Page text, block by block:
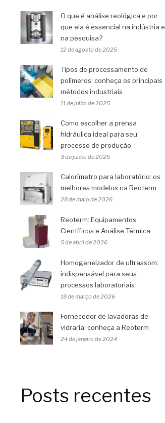
O que é análise reológica e por
que ela é essencial na indústria e
na pesquisa?
12 de agosto de 2025
Tipos de processamento de
polímeros: conheça os principais
métodos industriais
11 de julho de 2025
Como escolher a prensa
hidráulica ideal para seu
processo de produção
3 de junho de 2025
Calorímetro para laboratório: os
melhores modelos na Reoterm
28 de maio de 2026
Reoterm: Equipamentos
Científicos e Análise Térmica
5 de abril de 2026
Homogeneizador de ultrassom:
indispensável para seus
processos laboratoriais
18 de março de 2026
Fornecedor de lavadoras de
vidraria: conheça a Reoterm
24 de janeiro de 2024
Posts recentes